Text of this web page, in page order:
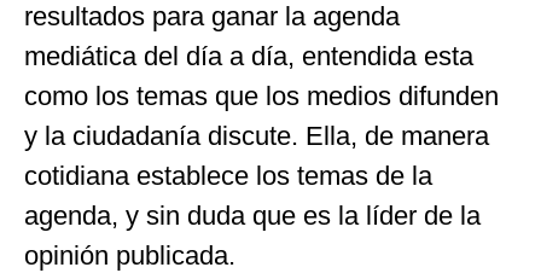
resultados para ganar la agenda
mediática del día a día, entendida esta
como los temas que los medios difunden
y la ciudadanía discute. Ella, de manera
cotidiana establece los temas de la
agenda, y sin duda que es la líder de la
opinión publicada.